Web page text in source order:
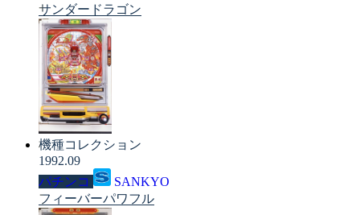
サンダードラゴン
機種コレクション
1992.09
パチンコ
SANKYO
フィーバーパワフル